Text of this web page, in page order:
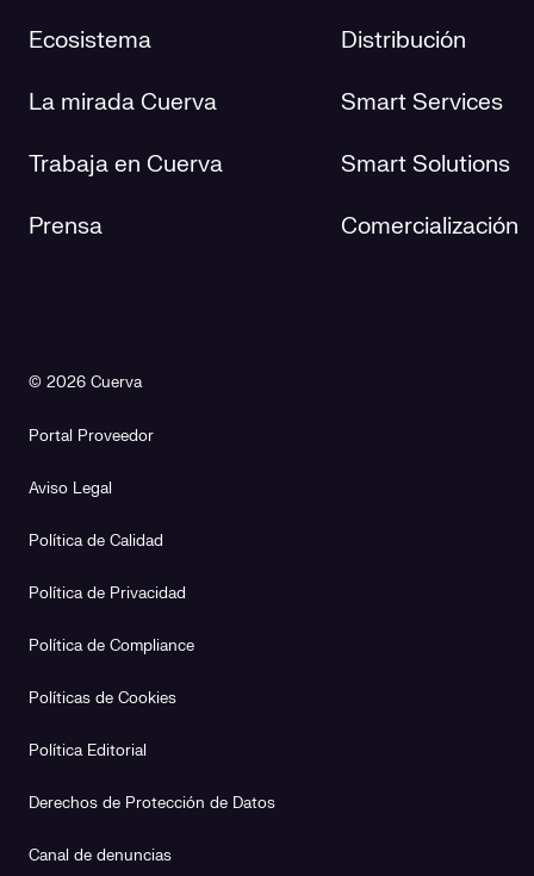
Ecosistema
La mirada Cuerva
Trabaja en Cuerva
Prensa
Distribución
Smart Services
Smart Solutions
Comercialización
© 2026 Cuerva
Portal Proveedor
Aviso Legal
Política de Calidad
Política de Privacidad
Política de Compliance
Políticas de Cookies
Política Editorial
Derechos de Protección de Datos
Canal de denuncias